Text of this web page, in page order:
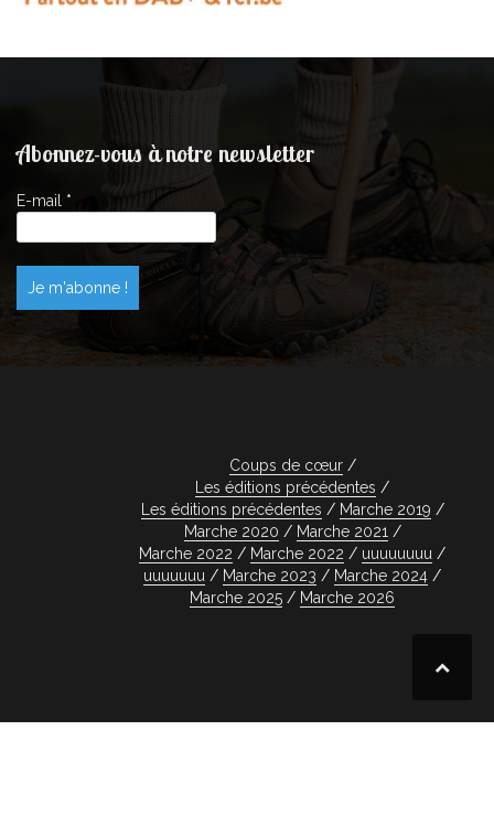
Abonnez-vous à notre newsletter
E-mail *
Coups de cœur
Les éditions précédentes
Les éditions précédentes
Marche 2019
Marche 2020
Marche 2021
Marche 2022
Marche 2022
uuuuuuuu
uuuuuuu
Marche 2023
Marche 2024
Marche 2025
Marche 2026